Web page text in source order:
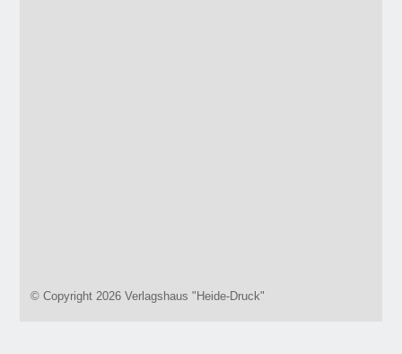
© Copyright 2026 Verlagshaus "Heide-Druck"